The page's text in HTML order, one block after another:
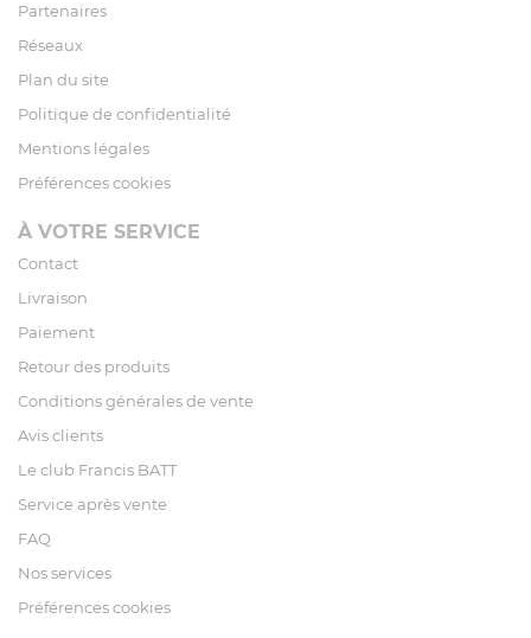
Partenaires
Réseaux
Plan du site
Politique de confidentialité
Mentions légales
Préférences cookies
À VOTRE SERVICE
Contact
Livraison
Paiement
Retour des produits
Conditions générales de vente
Avis clients
Le club Francis BATT
Service après vente
FAQ
Nos services
Préférences cookies